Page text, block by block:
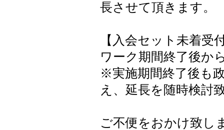
長させて頂きます。
【入会セット未着
ワーク期間終了後か
※実施期間終了後も
え、延長を随時検討
ご不便をおかけ致し